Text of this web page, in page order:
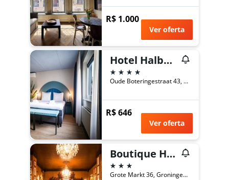
R$ 1.000
Ver oferta
Hotel Halbert
4 estrelas
Oude Boteringestraat 43, Groningen, Groninga, Holanda
R$ 646
Ver oferta
Boutique Hotel De Doelen
3 estrelas
Grote Markt 36, Groningen, Groninga, Holanda